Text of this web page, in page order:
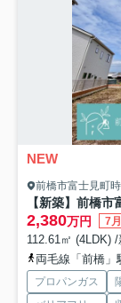
NEW
前橋市富士見町
2,380万円 7
112.61㎡ (4LDK)
両毛線「前橋」
プロパンガス